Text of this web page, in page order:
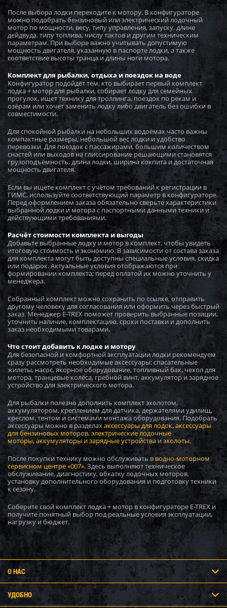
Загружается...
Загружается...
Загружается...
Загружается...
Загружается...
Загружается...
Загружается...
Загружается...
Загружается...
Загружается...
Загружается...
Загружается...
Загружается...
Загружается...
Загружается...
Загружается...
Загружается...
Загружается...
Загружается...
Загружается...
После выбора лодки переходите к мотору. В конфигураторе
можно подобрать бензиновый или электрический лодочный
мотор по мощности, весу, типу управления, запуску, длине
дейдвуда, типу топлива, числу тактов и другим техническим
параметрам. При выборе важно учитывать допустимую
мощность двигателя, указанную в паспорте лодки, а также
соответствие высоты транца и длины ноги мотора.
Комплект для рыбалки, отдыха и поездок на воде
Конфигуратор подойдёт тем, кто выбирает первый комплект
лодка + мотор для рыбалки, собирает лодку для семейных
прогулок, ищет технику для троллинга, поездок по рекам и
озёрам или хочет заменить лодку либо двигатель без ошибки в
совместимости.
Для спокойной рыбалки на небольших водоёмах часто важны
компактные размеры, небольшой вес лодки и удобство
перевозки. Для поездок с пассажирами, большим количеством
снастей или выходов на глиссирование решающими становятся
грузоподъёмность, длина лодки, ширина кокпита и достаточная
мощность двигателя.
Если вы ищете комплект с учётом требований к регистрации в
ГИМС, используйте соответствующий параметр в конфигураторе.
Перед оформлением заказа обязательно сверьте характеристики
выбранной лодки и мотора с паспортными данными техники и
действующими требованиями.
Расчёт стоимости комплекта и выгоды
Добавьте выбранные лодку и мотор в комплект, чтобы увидеть
итоговую стоимость и экономию. В зависимости от состава заказа
для комплекта могут быть доступны специальные условия, скидка
или подарок. Актуальные условия отображаются при
формировании комплекта; перед оплатой их можно уточнить у
менеджера.
Собранный комплект можно сохранить по ссылке, отправить
другому человеку для согласования или оформить через быстрый
заказ. Менеджер E-TREX поможет проверить выбранные позиции,
уточнить наличие, комплектацию, сроки поставки и дополнить
заказ необходимыми товарами.
Что стоит добавить к лодке и мотору
Для безопасной и комфортной эксплуатации лодки рекомендуем
сразу рассмотреть необходимые аксессуары: спасательные
жилеты, насос, якорное оборудование, топливный бак, чехол для
мотора, транцевые колёса, гребной винт, аккумулятор и зарядное
устройство для электрического мотора.
Для рыбалки полезно дополнить комплект эхолотом,
аккумулятором, креплением для датчика, держателями удилищ,
креслом, тентом и системами монтажа оборудования. Подобрать
аксессуары можно в разделахаксессуары для лодок,аксессуары
для бензиновых моторов,электрические лодочные
моторы,аккумуляторы и зарядные устройства иэхолоты.
После покупки технику можно обслуживать в водно-моторном
сервисном центре «007». Здесь выполняют техническое
обслуживание, диагностику, обкатку лодочных моторов,
установку дополнительного оборудования и подготовку техники
к сезону.
Соберите свой комплект лодка + мотор в конфигураторе E-TREX и
получите понятный выбор под реальные условия эксплуатации,
нагрузку и бюджет.
О НАС
УДОБНО